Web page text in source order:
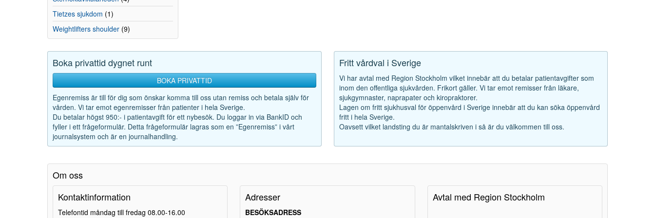
Tietzes sjukdom (1)
Weightlifters shoulder (9)
Boka privattid dygnet runt
BOKA PRIVATTID
Egenremiss är till för dig som önskar komma till oss utan remiss och betala själv för
vården. Vi tar emot egenremisser från patienter i hela Sverige.
Du betalar högst 950:- i patientavgift för ett nybesök. Du loggar in via BankID och
fyller i ett frågeformulär. Detta frågeformulär lagras som en ”Egenremiss” i vårt
journalsystem och är en journalhandling.
Fritt vårdval i Sverige
Vi har avtal med Region Stockholm vilket innebär att du betalar patientavgifter som
inom den offentliga sjukvården. Frikort gäller. Vi tar emot remisser från läkare,
sjukgymnaster, naprapater och kiropraktorer.
Lagen om fritt sjukhusval för öppenvård i Sverige innebär att du kan söka öppenvård
fritt i hela Sverige.
Oavsett vilket landsting du är mantalskriven i så är du välkommen till oss.
Om oss
Kontaktinformation
Telefontid måndag till fredag 08.00-16.00
Adresser
BESÖKSADRESS
Avtal med Region Stockholm